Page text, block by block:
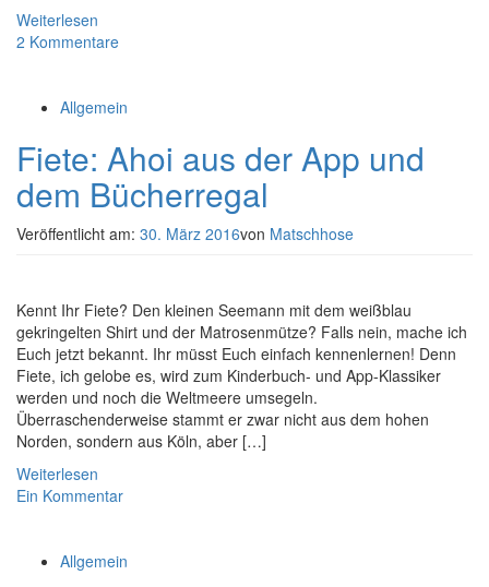
Weiterlesen
2 Kommentare
Allgemein
Fiete: Ahoi aus der App und
dem Bücherregal
Veröffentlicht am: 30. März 2016von Matschhose
Kennt Ihr Fiete? Den kleinen Seemann mit dem weißblau
gekringelten Shirt und der Matrosenmütze? Falls nein, mache ich
Euch jetzt bekannt. Ihr müsst Euch einfach kennenlernen! Denn
Fiete, ich gelobe es, wird zum Kinderbuch- und App-Klassiker
werden und noch die Weltmeere umsegeln.
Überraschenderweise stammt er zwar nicht aus dem hohen
Norden, sondern aus Köln, aber […]
Weiterlesen
Ein Kommentar
Allgemein